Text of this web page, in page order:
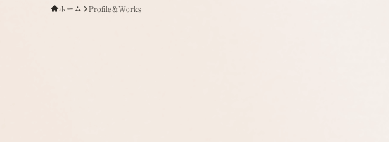
ホーム Profile&Works